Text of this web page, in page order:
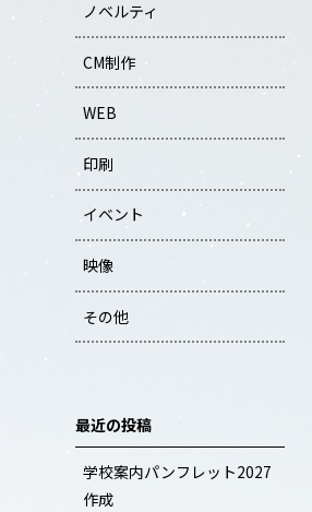
ノベルティ
CM制作
WEB
印刷
イベント
映像
その他
最近の投稿
学校案内パンフレット2027
作成